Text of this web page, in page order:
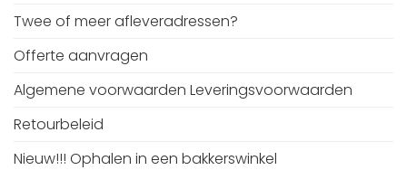
Twee of meer afleveradressen?
Offerte aanvragen
Algemene voorwaarden Leveringsvoorwaarden
Retourbeleid
Nieuw!!! Ophalen in een bakkerswinkel